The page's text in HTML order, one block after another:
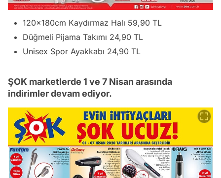
120x180cm Kaydırmaz Halı 59,90 TL
Düğmeli Pijama Takımı 24,90 TL
Unisex Spor Ayakkabı 24,90 TL
ŞOK marketlerde 1 ve 7 Nisan arasında
indirimler devam ediyor.